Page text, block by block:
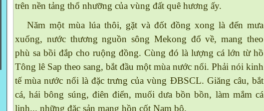
trên nền tảng thổ nhưỡng của vùng đất quê hương ấy.
Năm một mùa lúa thôi, gặt và đốt đồng xong là đến mưa
xuống, nước thương nguồn sông Mekong đổ về, mang theo
phù sa bồi đắp cho ruộng đồng. Cùng đó là lượng cá lớn từ hồ
Tông lê Sap theo sang, bắt đầu một mùa nước nổi. Phải nói kinh
tế mùa nước nổi là đặc trưng của vùng ĐBSCL. Giăng câu, bắt
cá, hái bông súng, điên điển, muối dưa bồn bồn, làm mắm cá
linh... những đặc sản mang hồn cốt Nam bộ.